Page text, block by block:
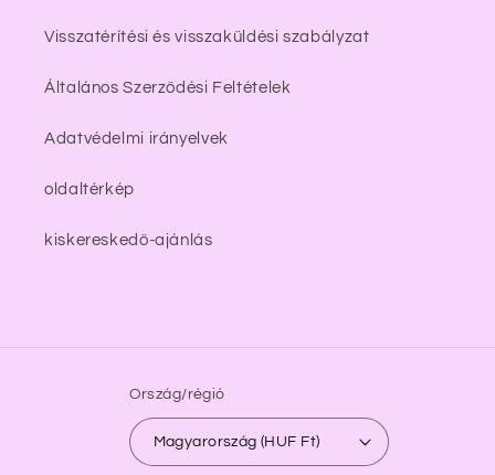
Visszatérítési és visszaküldési szabályzat
Általános Szerződési Feltételek
Adatvédelmi irányelvek
oldaltérkép
kiskereskedő-ajánlás
Ország/régió
Magyarország (HUF Ft)